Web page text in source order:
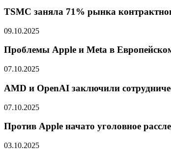
TSMC заняла 71% рынка
09.10.2025
Проблемы Apple и Meta в
07.10.2025
AMD и OpenAI заключили
07.10.2025
Против Apple начато уголовное
03.10.2025